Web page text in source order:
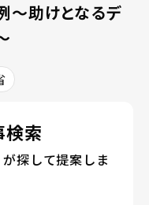
～助けとなるデ
索
探して提案しま